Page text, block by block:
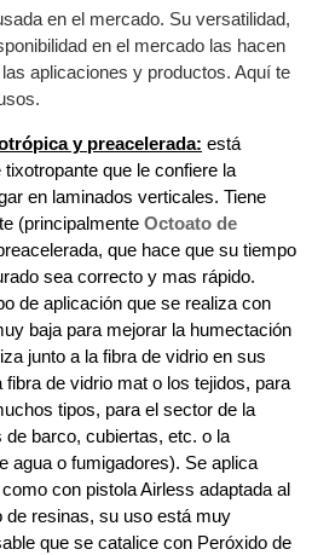
en el mercado. Su versatilidad,
en el mercado las hacen
aplicaciones y productos. Aquí te
y preacelerada: está
que le confiere la
en laminados verticales. Tiene
(principalmente Octoato de
que hace que su tiempo
sea correcto y mas rápido.
de aplicación que se realiza con
baja para mejorar la humectación
junto a la fibra de vidrio en sus
de vidrio mat o los tejidos, para
tipos, para el sector de la
barco, cubiertas, etc. o la
agua o fumigadores). Se aplica
con pistola Airless adaptada al
de resinas, su uso está muy
que se catalice con Peróxido de